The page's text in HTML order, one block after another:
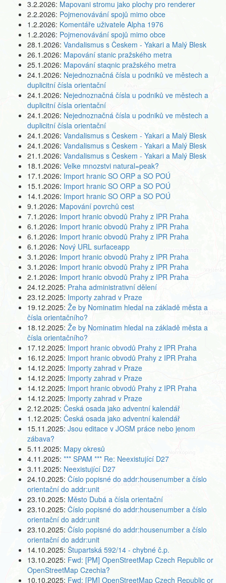
3.2.2026: Mapovani stromu jako plochy pro renderer
2.2.2026: Pojmenovávání spojů mimo obce
1.2.2026: Komentáře uživatele Alpha 1976
1.2.2026: Pojmenovávání spojů mimo obce
28.1.2026: Vandalismus s Českem - Yakari a Malý Blesk
26.1.2026: Mapování stanic pražského metra
25.1.2026: Mapování staqnic pražského metra
24.1.2026: Nejednoznačná čísla u podniků ve městech a
duplicitní čísla orientační
24.1.2026: Nejednoznačná čísla u podniků ve městech a
duplicitní čísla orientační
24.1.2026: Nejednoznačná čísla u podniků ve městech a
duplicitní čísla orientační
24.1.2026: Vandalismus s Českem - Yakari a Malý Blesk
24.1.2026: Vandalismus s Českem - Yakari a Malý Blesk
21.1.2026: Vandalismus s Českem - Yakari a Malý Blesk
18.1.2026: Velke mnozstvi natural=peak?
17.1.2026: Import hranic SO ORP a SO POÚ
15.1.2026: Import hranic SO ORP a SO POÚ
14.1.2026: Import hranic SO ORP a SO POÚ
9.1.2026: Mapování povrchů cest
7.1.2026: Import hranic obvodů Prahy z IPR Praha
6.1.2026: Import hranic obvodů Prahy z IPR Praha
6.1.2026: Import hranic obvodů Prahy z IPR Praha
6.1.2026: Nový URL surfaceapp
3.1.2026: Import hranic obvodů Prahy z IPR Praha
3.1.2026: Import hranic obvodů Prahy z IPR Praha
2.1.2026: Import hranic obvodů Prahy z IPR Praha
24.12.2025: Praha administrativní dělení
23.12.2025: Importy zahrad v Praze
19.12.2025: Že by Nominatim hledal na základě města a
čísla orientačního?
18.12.2025: Že by Nominatim hledal na základě města a
čísla orientačního?
17.12.2025: Import hranic obvodů Prahy z IPR Praha
16.12.2025: Import hranic obvodů Prahy z IPR Praha
14.12.2025: Importy zahrad v Praze
14.12.2025: Importy zahrad v Praze
14.12.2025: Import hranic obvodů Prahy z IPR Praha
14.12.2025: Importy zahrad v Praze
2.12.2025: Česká osada jako adventní kalendář
1.12.2025: Česká osada jako adventní kalendář
15.11.2025: Jsou editace v JOSM práce nebo jenom
zábava?
5.11.2025: Mapy okresů
4.11.2025: *** SPAM *** Re: Neexistující D27
3.11.2025: Neexistující D27
24.10.2025: Číslo popisné do addr:housenumber a číslo
orientační do addr:unit
23.10.2025: Město Dubá a čísla orientační
23.10.2025: Číslo popisné do addr:housenumber a číslo
orientační do addr:unit
23.10.2025: Číslo popisné do addr:housenumber a číslo
orientační do addr:unit
14.10.2025: Štupartská 592/14 - chybné č.p.
13.10.2025: Fwd: [PM] OpenStreetMap Czech Republic or
OpenStreetMap Czechia?
10.10.2025: Fwd: [PM] OpenStreetMap Czech Republic or